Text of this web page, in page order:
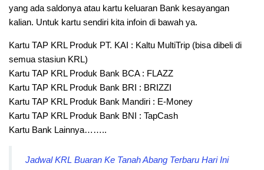
yang ada saldonya atau kartu keluaran Bank kesayangan
kalian. Untuk kartu sendiri kita infoin di bawah ya.
Kartu TAP KRL Produk PT. KAI : Kaltu MultiTrip (bisa dibeli di
semua stasiun KRL)
Kartu TAP KRL Produk Bank BCA : FLAZZ
Kartu TAP KRL Produk Bank BRI : BRIZZI
Kartu TAP KRL Produk Bank Mandiri : E-Money
Kartu TAP KRL Produk Bank BNI : TapCash
Kartu Bank Lainnya……..
Jadwal KRL Buaran Ke Tanah Abang Terbaru Hari Ini